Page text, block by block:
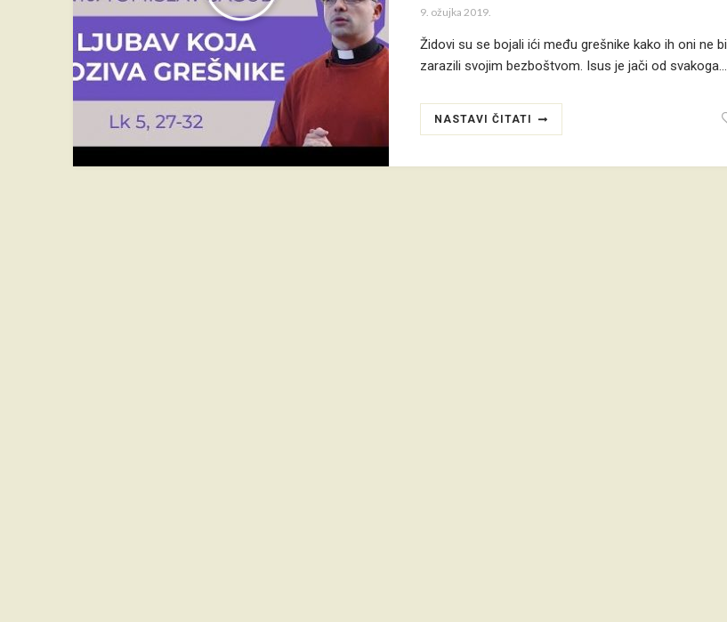
9. ožujka 2019.
Židovi su se bojali ići među grešnike kako ih oni ne bi
zarazili svojim bezboštvom. Isus je jači od svakoga…
NASTAVI ČITATI